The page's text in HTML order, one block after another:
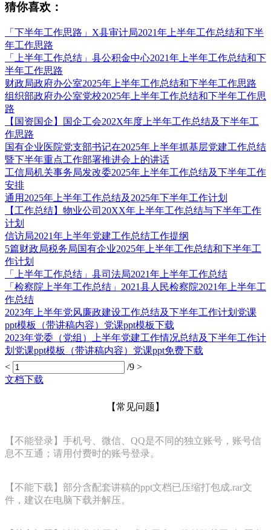
猜你喜欢：
「下半年工作思路」X县审计局2021年上半年工作总结和下半
年工作思路
「上半年工作总结」县公积金中心2021年上半年工作总结和下
半年工作思路
财政局政府办公室2025年上半年工作总结和下半年工作思路
组织部政府办公室党校2025年上半年工作总结和下半年工作思
路
【国资国企】国企工会202X年度上半年工作总结及下半年工
作思路
国有企业医院党支部书记在2025年上半年抓基层党建工作总结
暨下半年重点工作部署推进会上的讲话
工信局机关事务局发改委2025年上半年工作总结及下半年工作
安排
通用2025年上半年工作总结及2025年下半年工作计划
【工作总结】物业公司20XX年上半年工作总结与下半年工作
计划
信访局2021年上半年党建工作总结工作提纲
5篇财政局税务局国有企业2025年上半年工作总结和下半年工
作计划
「上半年工作总结」县司法局2021年上半年工作总结
「检察院上半年工作总结」2021县人民检察院2021年上半年工
作总结
2023年上半年党风廉政建设工作总结及下半年工作计划党课
ppt模板（带讲稿内容）党课ppt模板下载
2023年党委（党组）上半年党建工作情况总结及下半年工作计
划党课ppt模板（带讲稿内容）党课ppt免费下载
<
/9 >
文档下载
【常见问题】
【不能登录】手机号、微信、QQ是不同的独立账号，账号信
息不互通；请用付费时的账号登录。
【不能下载】部分含配套讲稿的ppt文档已压缩打包成.rar文
件，建议在电脑下载并解压。